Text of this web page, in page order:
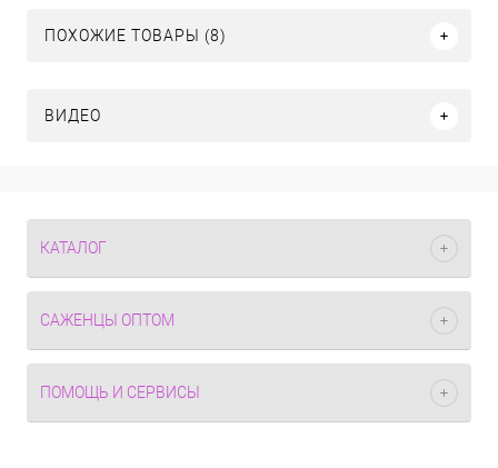
ПОХОЖИЕ ТОВАРЫ (8)
ВИДЕО
КАТАЛОГ
САЖЕНЦЫ ОПТОМ
ПОМОЩЬ И СЕРВИСЫ